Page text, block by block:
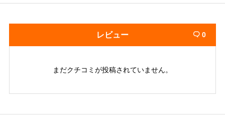
レビュー  0
まだクチコミが投稿されていません。